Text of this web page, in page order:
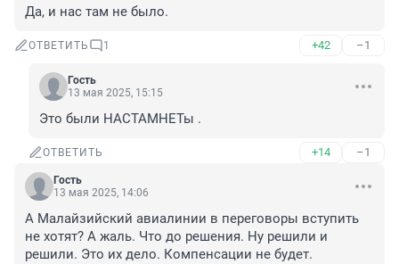
Да, и нас там не было.
ОТВЕТИТЬ 1 +42 –1
Гость
13 мая 2025, 15:15
Это были НАСТАМНЕТы .
ОТВЕТИТЬ +14 –1
Гость
13 мая 2025, 14:06
А Малайзийский авиалинии в переговоры вступить
не хотят? А жаль. Что до решения. Ну решили и
решили. Это их дело. Компенсации не будет.